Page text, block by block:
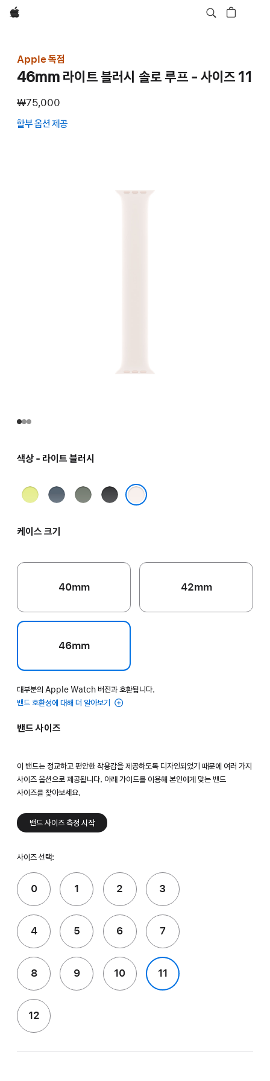
Apple
Apple 독점
46mm 라이트 블러시 솔로 루프 - 사이즈 11
₩75,000
할부 옵션 제공
색상 - 라이트 블러시
네온
앵커
그린
블랙
케이스 크기
40mm 42mm
46mm
대부분의 Apple Watch 버전과 호환됩니다.
밴드 호환성에 대해 더 알아보기
밴드 사이즈
이 밴드는 정교하고 편안한 착용감을 제공하도록 디자인되었기 때문에 여러 가지
사이즈 옵션으로 제공됩니다. 아래 가이드를 이용해 본인에게 맞는 밴드
사이즈를 찾아보세요.
밴드 사이즈 측정 시작
사이즈 선택:
0 1 2 3
4 5 6 7
8 9 10 11
12